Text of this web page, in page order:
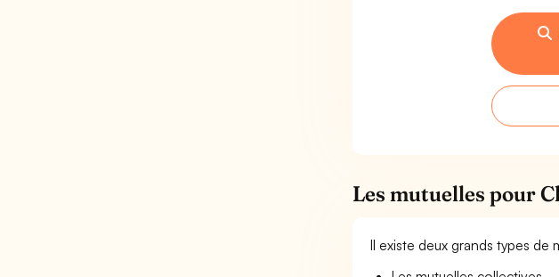
Les mutuelles pour
Il existe deux grands types de